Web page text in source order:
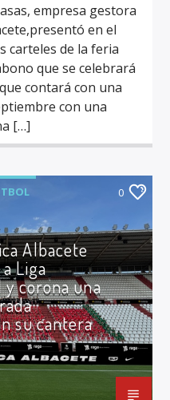
empresa gestora
en el
carteles de la feria
que se celebrará
contará con una
con una
[…]
0
Albacete
Liga
corona una
su cantera